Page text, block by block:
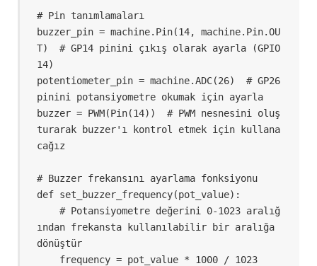
# Pin tanımlamaları
buzzer_pin = machine.Pin(14, machine.Pin.OU
T)  # GP14 pinini çıkış olarak ayarla (GPIO
14)
potentiometer_pin = machine.ADC(26)  # GP26
pinini potansiyometre okumak için ayarla
buzzer = PWM(Pin(14))  # PWM nesnesini oluş
turarak buzzer'ı kontrol etmek için kullana
cağız
# Buzzer frekansını ayarlama fonksiyonu
def set_buzzer_frequency(pot_value):
ından frekansta kullanılabilir bir aralığa
dönüştür